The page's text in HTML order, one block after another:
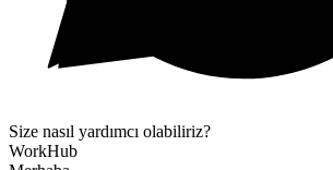
Size nasıl yardımcı olabiliriz?
WorkHub